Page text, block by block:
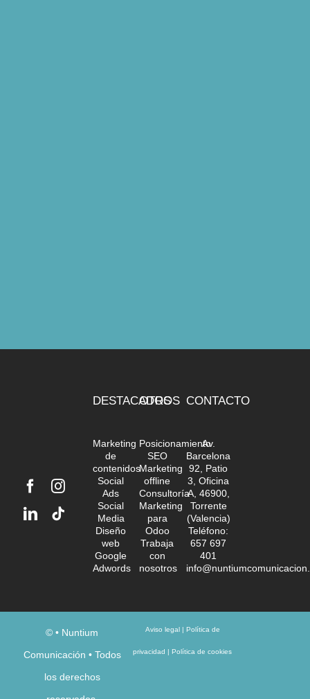
DESTACADOS
Marketing
de
contenidos
Social
Ads
Social
Media
Diseño
web
Google
Adwords
OTROS
Posicionamiento
SEO
Marketing
offline
Consultoría
Marketing
para
Odoo
Trabaja
con
nosotros
CONTACTO
Av.
Barcelona
92, Patio
3, Oficina
A, 46900,
Torrente
(Valencia)
Teléfono:
657 697
401
©• Nuntium
Comunicación • Todos
los derechos
Aviso legal| Política de
privacidad |Política de cookies